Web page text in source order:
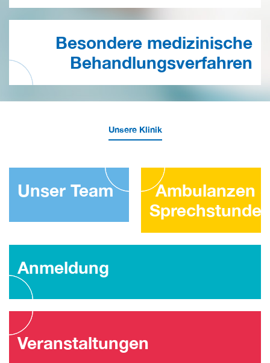
Besondere medizinische
Behandlungs­verfahren
Unsere Klinik
Unser Team
Ambulanzen
Anmeldung
Veranstaltungen